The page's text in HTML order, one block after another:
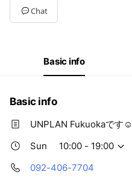
Chat
Basic info
Basic info
UNPLAN Fukuokaです☺
Sun
10:00 - 19:00
092-406-7704